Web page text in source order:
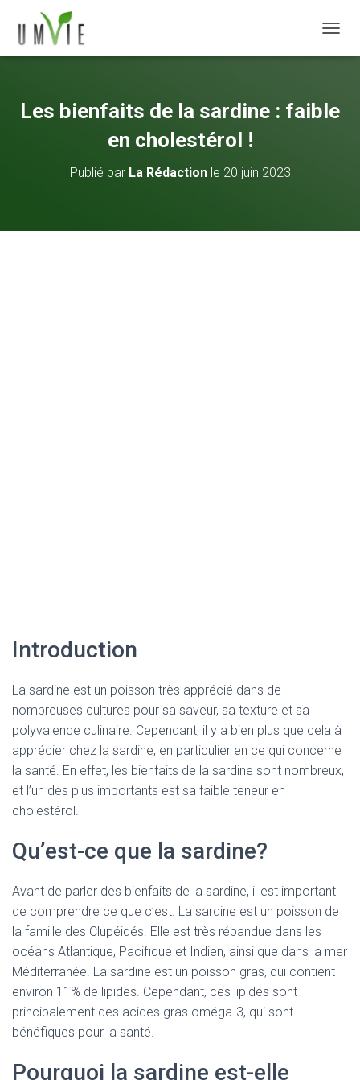
Les bienfaits de la sardine : faible
en cholestérol !
Publié par La Rédactionle 20 juin 2023
Introduction
La sardine est un poisson très apprécié dans de
nombreuses cultures pour sa saveur, sa texture et sa
polyvalence culinaire. Cependant, il y a bien plus que cela à
apprécier chez la sardine, en particulier en ce qui concerne
la santé. En effet, les bienfaits de la sardine sont nombreux,
et l’un des plus importants est sa faible teneur en
cholestérol.
Qu’est-ce que la sardine?
Avant de parler des bienfaits de la sardine, il est important
de comprendre ce que c’est. La sardine est un poisson de
la famille des Clupéidés. Elle est très répandue dans les
océans Atlantique, Pacifique et Indien, ainsi que dans la mer
Méditerranée. La sardine est un poisson gras, qui contient
environ 11% de lipides. Cependant, ces lipides sont
principalement des acides gras oméga-3, qui sont
bénéfiques pour la santé.
Pourquoi la sardine est-elle